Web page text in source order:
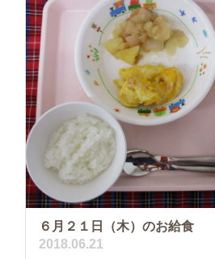
６月２１日（木）のお給食
2018.06.21